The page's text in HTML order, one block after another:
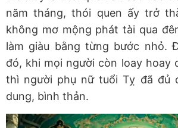
năm tháng, thói quen ấy trở
không mơ mộng phát tài qua
làm giàu bằng từng bước nhỏ.
đó, khi mọi người còn loay hoay
thì người phụ nữ tuổi Tỵ đã đủ
dung, bình thản.